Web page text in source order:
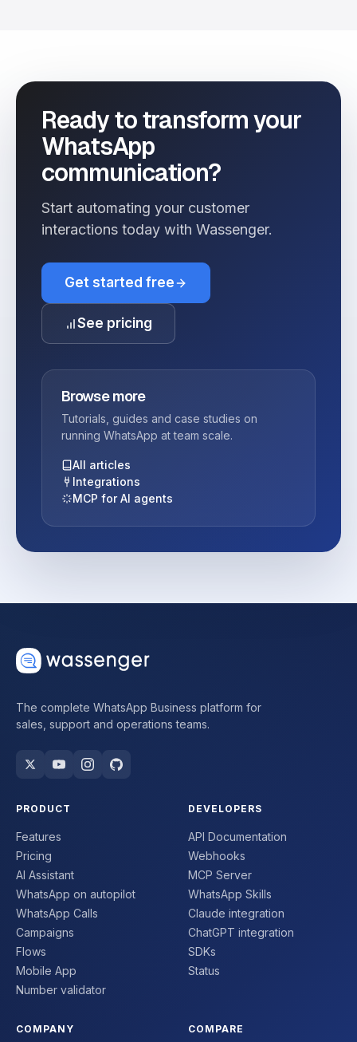
Ready to transform your
WhatsApp
communication?
Start automating your customer
interactions today with Wassenger.
Get started free
See pricing
Browse more
Tutorials, guides and case studies on
running WhatsApp at team scale.
All articles
Integrations
MCP for AI agents
The complete WhatsApp Business platform for
sales, support and operations teams.
PRODUCT
Features
Pricing
AI Assistant
WhatsApp on autopilot
WhatsApp Calls
Campaigns
Flows
Mobile App
Number validator
DEVELOPERS
API Documentation
Webhooks
MCP Server
WhatsApp Skills
Claude integration
ChatGPT integration
SDKs
Status
COMPANY COMPARE